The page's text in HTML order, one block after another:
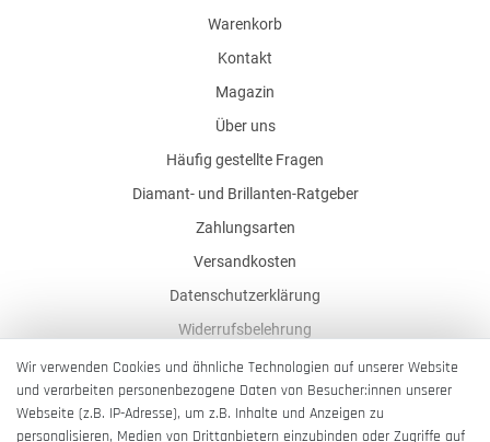
Warenkorb
Kontakt
Magazin
Über uns
Häufig gestellte Fragen
Diamant- und Brillanten-Ratgeber
Zahlungsarten
Versandkosten
Datenschutzerklärung
Widerrufsbelehrung
AGB
Impressum
Barrierefreiheitserklärung
Wir verwenden Cookies und ähnliche Technologien auf unserer Website
und verarbeiten personenbezogene Daten von Besucher:innen unserer
Webseite (z.B. IP-Adresse), um z.B. Inhalte und Anzeigen zu
personalisieren, Medien von Drittanbietern einzubinden oder Zugriffe auf